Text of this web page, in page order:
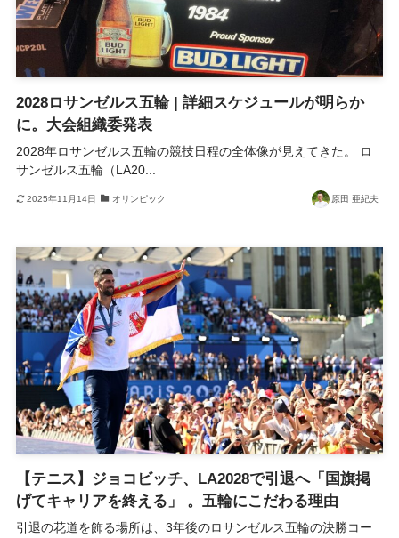
2028ロサンゼルス五輪 | 詳細スケジュールが明らか
に。大会組織委発表
2028年ロサンゼルス五輪の競技日程の全体像が見えてきた。 ロ
サンゼルス五輪（LA20...
2025年11月14日 オリンピック 原田 亜紀夫
【テニス】ジョコビッチ、LA2028で引退へ「国旗掲
げてキャリアを終える」 。五輪にこだわる理由
引退の花道を飾る場所は、3年後のロサンゼルス五輪の決勝コー